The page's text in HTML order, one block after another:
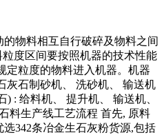
物料相互自行破碎及物料之间
度区间要按照机器的技术性能
定粒度的物料进入机器。机器
灰石制砂机、 洗砂机、 输送机
: 给料机、 提升机、 输送机、
料生产线工艺流程 首先, 原料
342条冶金生石灰粉货源,包括